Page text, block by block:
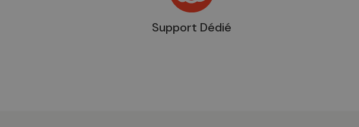
Support Dédié